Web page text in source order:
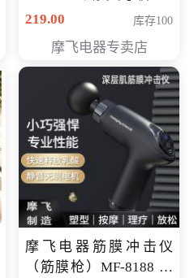
元
219.00 库存100
摩飞电器专卖店
摩飞电器筋膜冲击仪
（筋膜枪）MF-8188 会